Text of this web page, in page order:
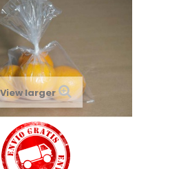
View larger